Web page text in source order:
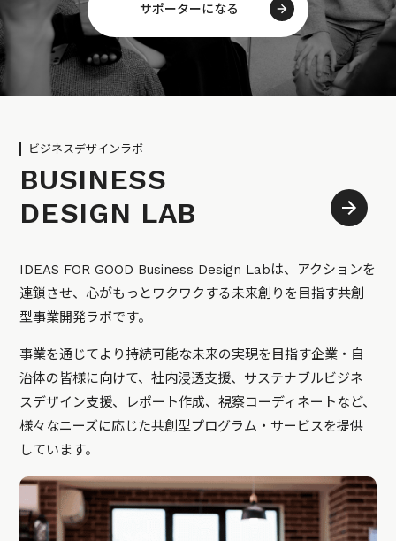
サポーターになる
ビジネスデザインラボ
BUSINESS
DESIGN LAB
IDEAS FOR GOOD Business Design Labは、アクションを
連鎖させ、心がもっとワクワクする未来創りを目指す共創
型事業開発ラボです。
事業を通じてより持続可能な未来の実現を目指す企業・自
治体の皆様に向けて、社内浸透支援、サステナブルビジネ
スデザイン支援、レポート作成、視察コーディネートなど、
様々なニーズに応じた共創型プログラム・サービスを提供
しています。